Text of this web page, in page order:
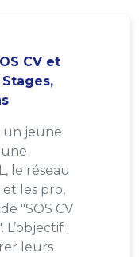
CV et
un jeune
le réseau
les pro,
"SOS CV
:
leurs